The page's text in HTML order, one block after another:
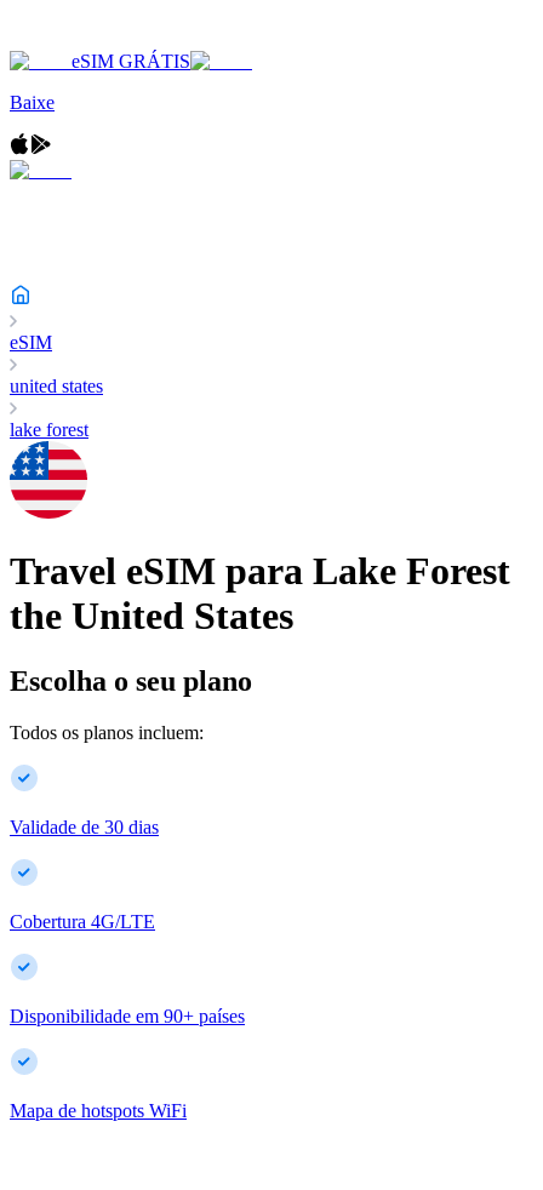
eSIM GRÁTIS
Baixe
eSIM
united states
lake forest
Travel eSIM para Lake Forest
the United States
Escolha o seu plano
Todos os planos incluem:
Validade de 30 dias
Cobertura 4G/LTE
Disponibilidade em 90+ países
Mapa de hotspots WiFi